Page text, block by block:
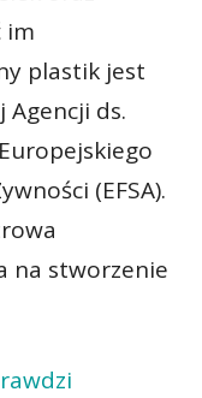
im
plastik jest
Agencji ds.
(EFSA).
na stworzenie